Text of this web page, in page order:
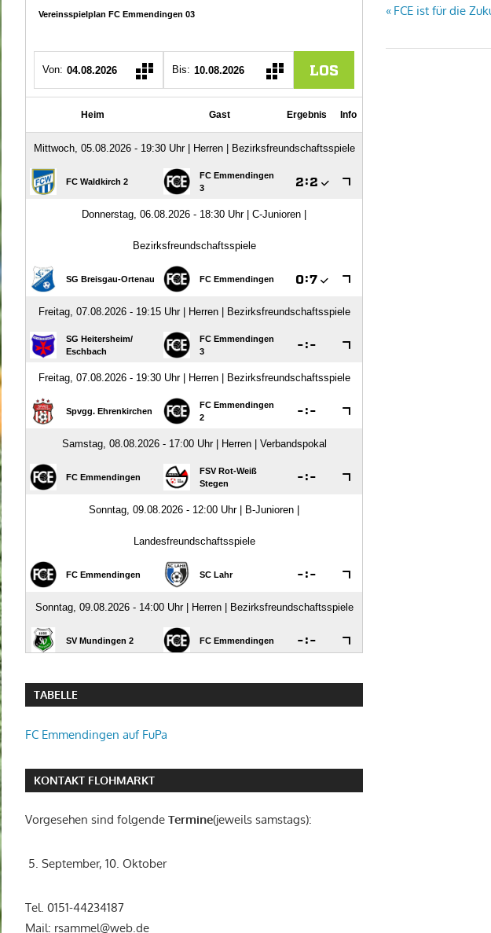
Vorheriger
FCE ist für die
TABELLE
FC Emmendingen auf FuPa
KONTAKT FLOHMARKT
Vorgesehen sind folgende Termine(jeweils samstags):
5. September, 10. Oktober
Tel. 0151-44234187
Mail: rsammel@web.de